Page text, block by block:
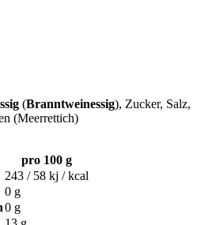
(Branntweinessig), Zucker, Salz,
(Meerrettich)
pro 100 g
243 / 58 kj / kcal
0 g
0 g